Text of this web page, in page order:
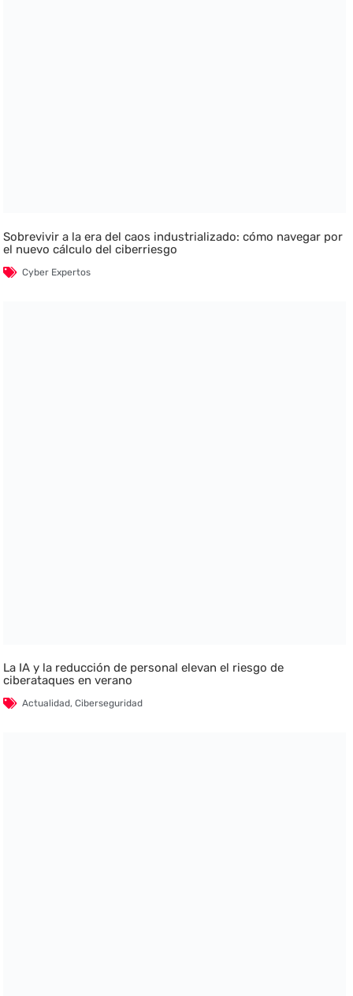
Sobrevivir a la era del caos industrializado: cómo navegar por
el nuevo cálculo del ciberriesgo
Cyber Expertos
La IA y la reducción de personal elevan el riesgo de
ciberataques en verano
Actualidad,Ciberseguridad